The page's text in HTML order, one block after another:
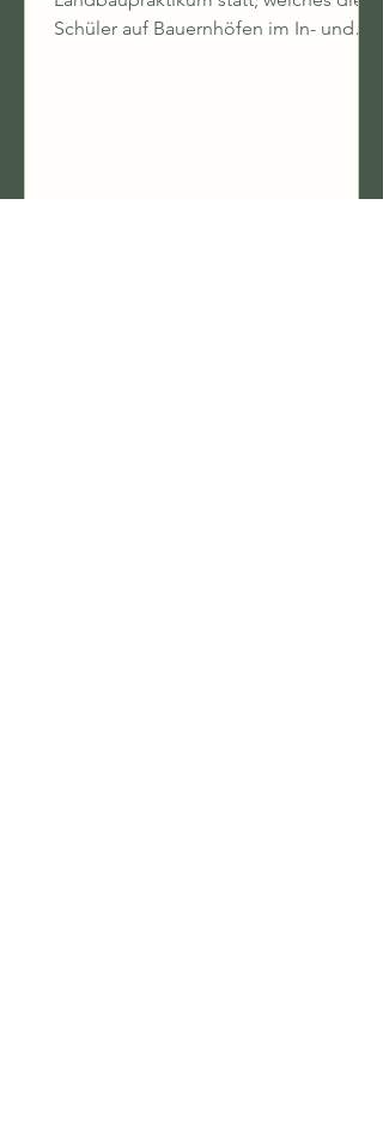
Schüler auf Bauernhöfen im In- und